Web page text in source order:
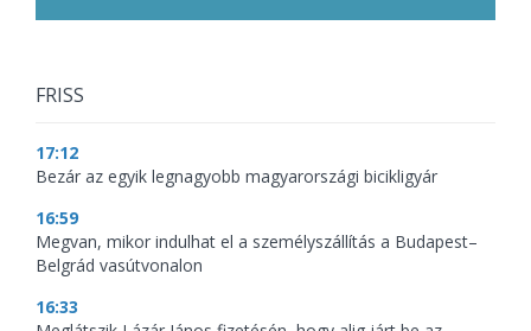
FRISS
17:12
Bezár az egyik legnagyobb magyarországi bicikligyár
16:59
Megvan, mikor indulhat el a személyszállítás a Budapest–
Belgrád vasútvonalon
16:33